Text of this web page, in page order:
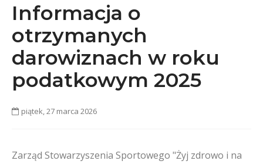
KONTAKTY
REGULAMIN
DOKUMENTY
ADRESY BOISK
INFO
Informacja o
otrzymanych
darowiznach w roku
podatkowym 2025
piątek, 27 marca 2026
Zarząd Stowarzyszenia Sportowego "Żyj zdrowo i na